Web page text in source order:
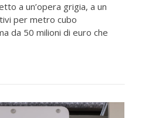
a un’opera grigia, a un
per metro cubo
da 50 milioni di euro che